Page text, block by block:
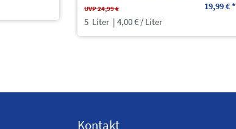
UVP 24,99 € 19,99 € *
5 Liter | 4,00 € / Liter
Kontakt